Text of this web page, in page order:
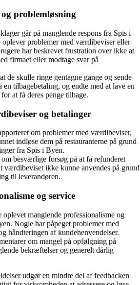
problemløsning
går på manglende respons fra Spis i
oplever problemer med værdibeviser eller
har beskrevet frustration over ikke at
firmaet eller modtage svar på
de skulle ringe gentagne gange og sende
en tilbagebetaling, og endte med at lave en
at få deres penge tilbage.
og betalinger
om problemer med værdibeviser,
indløse dem på restauranterne på grund
fra Spis i Byen.
besværlige forsøg på at få refunderet
værdibeviset ikke kunne anvendes på grund
til leverandøren.
og service
oplevet manglende professionalisme og
Nogle har påpeget problemer med
håndteringen af kundehenvendelser.
om mangel på opfølgning på
bekræftelser og generelt dårlig
udgør en mindre del af feedbacken